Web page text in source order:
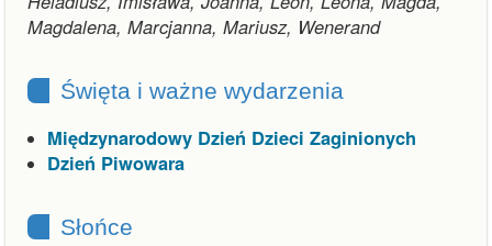
Magdalena, Marcjanna, Mariusz, Wenerand
Święta i ważne wydarzenia
Międzynarodowy Dzień Dzieci Zaginionych
Dzień Piwowara
Słońce